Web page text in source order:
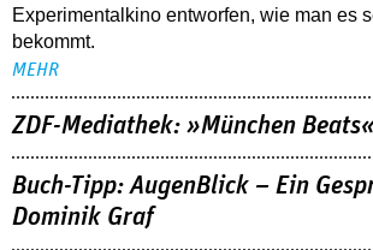
Experimentalkino entworfen, wie man es
bekommt.
MEHR
ZDF-Mediathek: »München Beats«
Buch-Tipp: AugenBlick – Ein
Dominik Graf